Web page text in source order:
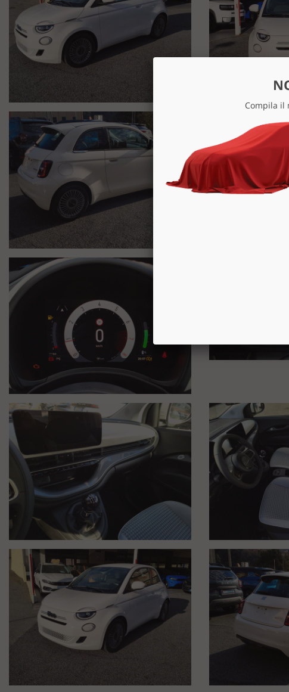
Chiamata d'emergenza
Climatizzatore automatico
Console centrale con vano portaoggetti
Cruise control
Digital audio Broadcast DABESP
Sistema di controllo elettronico della stabilità + ASR/MSR, HBA,
Hill HolderFari DRL con luce LED
Fari anteriori full LED
Fari posteriori LED
Freno di Stazionamento elettrico
Presa USB di tipo A + CQuadro strumenti digitale TFT 7'' a colori
Radio con display da 10,25"
Retrovisori esterni in colore vettura
Sedili in tessuto pied-de-poule nero e grigio con ricamo
Sensori di parcheggio posteriori
Sistema di monitoraggio della stanchezza conducente
Specchi retrovisori esterni elettrici
TergilavalunottoTraffic Sign Recognition (TSR)
Trasmissione manuale 6 rapportiUconnect Services
Volante in materiale soft touch con comandi radio
WWW.AUTOBORZOLI.IT
La ditta AUTOBORZOLI dedica molte risorse per il ripristino
altri soldi.
La ditta AUTOBORZOLI rilascerà un certificato di attestazione dei
IGIENIZZIAMO, LAVIAMO E SANIFICHIAMO TUTTE LE AUTO CON
Il nostro servizio cerca di soddisfare al massimo il cliente, tenendo
N.B: Qualora fossero presenti imprecisioni causate dalla non
veicolo presso la nostra rete vendita .
Fedeli ai nostri valori di Onestà e Chiarezza controlliamo e
nel caso fossero presenti ) .Evidenziamo il chilometraggio dell'auto
del consegna dal precedente proprietario i chilometri .
I prezzi indicati sul nostro sito , possono variare a seconda della
Tutto questo per dare ulteriore segno di trasparenza a tutti i nostri
Compila il